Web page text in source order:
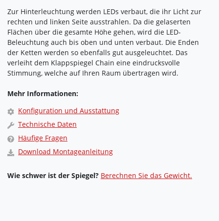
Zur Hinterleuchtung werden LEDs verbaut, die ihr Licht zur
rechten und linken Seite ausstrahlen. Da die gelaserten
Flächen über die gesamte Höhe gehen, wird die LED-
Beleuchtung auch bis oben und unten verbaut. Die Enden
der Ketten werden so ebenfalls gut ausgeleuchtet. Das
verleiht dem Klappspiegel Chain eine eindrucksvolle
Stimmung, welche auf Ihren Raum übertragen wird.
Mehr Informationen:
Konfiguration und Ausstattung
Technische Daten
Häufige Fragen
Download Montageanleitung
Wie schwer ist der Spiegel? Berechnen Sie das Gewicht.